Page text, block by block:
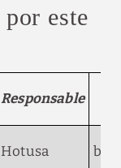
este
Responsable
Hotusa